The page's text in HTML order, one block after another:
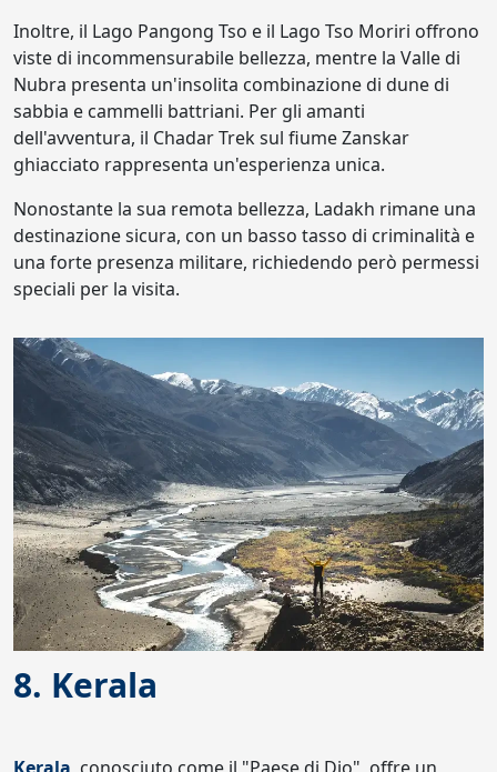
Inoltre, il Lago Pangong Tso e il Lago Tso Moriri offrono
viste di incommensurabile bellezza, mentre la Valle di
Nubra presenta un'insolita combinazione di dune di
sabbia e cammelli battriani. Per gli amanti
dell'avventura, il Chadar Trek sul fiume Zanskar
ghiacciato rappresenta un'esperienza unica.
Nonostante la sua remota bellezza, Ladakh rimane una
destinazione sicura, con un basso tasso di criminalità e
una forte presenza militare, richiedendo però permessi
speciali per la visita.
8. Kerala